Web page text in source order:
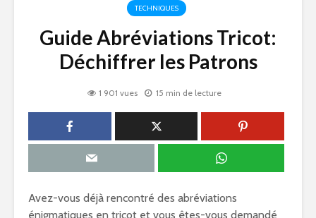
TECHNIQUES
Guide Abréviations Tricot:
Déchiffrer les Patrons
1 901 vues 15 min de lecture
Avez-vous déjà rencontré des abréviations
énigmatiques en tricot et vous êtes-vous demandé